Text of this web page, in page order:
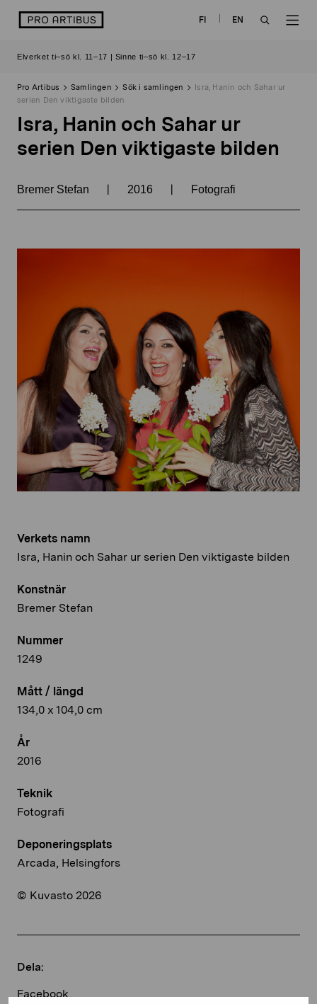
logo FI
EN
Elverket ti–sö kl. 11–17 | Sinne ti–sö kl. 12–17
Pro Artibus Samlingen Sök i samlingen
Isra, Hanin och Sahar ur
serien Den viktigaste bilden
Isra, Hanin och Sahar ur
serien Den viktigaste bilden
Bremer Stefan | 2016 | Fotografi
Verkets namn
Isra, Hanin och Sahar ur serien Den viktigaste bilden
Konstnär
Bremer Stefan
Nummer
1249
Mått / längd
134,0 x 104,0 cm
År
2016
Teknik
Fotografi
Deponeringsplats
Arcada, Helsingfors
© Kuvasto 2026
Dela:
Facebook